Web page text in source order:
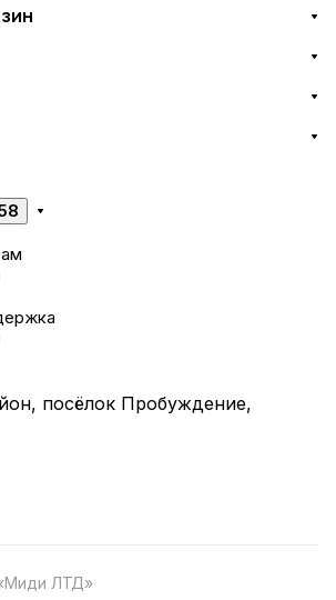
посёлок Пробуждение,
ЛТД»